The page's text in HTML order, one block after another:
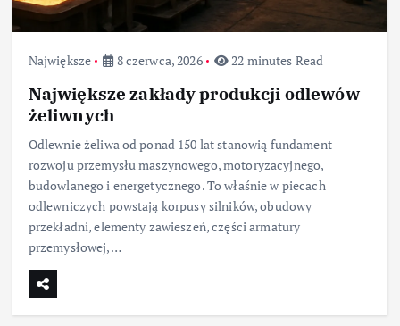
Największe 8 czerwca, 2026 22 minutes Read
Największe zakłady produkcji odlewów
żeliwnych
Odlewnie żeliwa od ponad 150 lat stanowią fundament
rozwoju przemysłu maszynowego, motoryzacyjnego,
budowlanego i energetycznego. To właśnie w piecach
odlewniczych powstają korpusy silników, obudowy
przekładni, elementy zawieszeń, części armatury
przemysłowej,…